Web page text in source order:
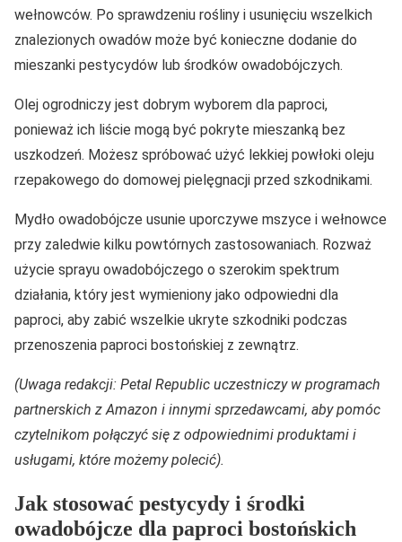
wełnowców. Po sprawdzeniu rośliny i usunięciu wszelkich
znalezionych owadów może być konieczne dodanie do
mieszanki pestycydów lub środków owadobójczych.
Olej ogrodniczy jest dobrym wyborem dla paproci,
ponieważ ich liście mogą być pokryte mieszanką bez
uszkodzeń. Możesz spróbować użyć lekkiej powłoki oleju
rzepakowego do domowej pielęgnacji przed szkodnikami.
Mydło owadobójcze usunie uporczywe mszyce i wełnowce
przy zaledwie kilku powtórnych zastosowaniach. Rozważ
użycie sprayu owadobójczego o szerokim spektrum
działania, który jest wymieniony jako odpowiedni dla
paproci, aby zabić wszelkie ukryte szkodniki podczas
przenoszenia paproci bostońskiej z zewnątrz.
(Uwaga redakcji: Petal Republic uczestniczy w programach
partnerskich z Amazon i innymi sprzedawcami, aby pomóc
czytelnikom połączyć się z odpowiednimi produktami i
usługami, które możemy polecić).
Jak stosować pestycydy i środki
owadobójcze dla paproci bostońskich